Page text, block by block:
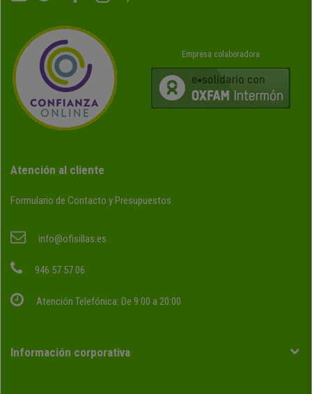
Empresa colaboradora
Atención al cliente
Formulario de Contacto y Presupuestos
info@ofisillas.es
946 57 57 06
Atención Telefónica: De 9:00 a 20:00
Información corporativa